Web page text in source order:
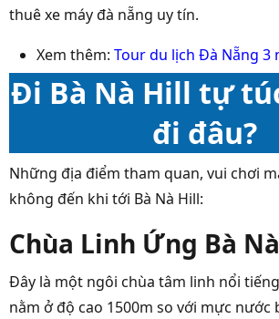
thuê xe máy đà nẵng uy tín.
Xem thêm: Tour du lịch Đà Nẵng 3
Đi Bà Nà Hill tự
đi đâu?
Những địa điểm tham quan, vui chơi
không đến khi tới Bà Nà Hill:
Chùa Linh Ứng Bà
Đây là một ngôi chùa tâm linh nổi
nằm ở độ cao 1500m so với mực nước